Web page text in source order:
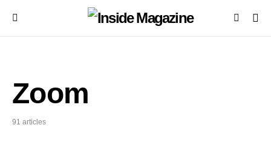
Zoom
91 articles